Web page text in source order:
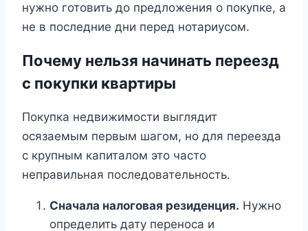
нужно готовить до предложения о покупке, а
не в последние дни перед нотариусом.
Почему нельзя начинать переезд
с покупки квартиры
Покупка недвижимости выглядит
осязаемым первым шагом, но для переезда
с крупным капиталом это часто
неправильная последовательность.
Сначала налоговая резиденция. Нужно
определить дату переноса и